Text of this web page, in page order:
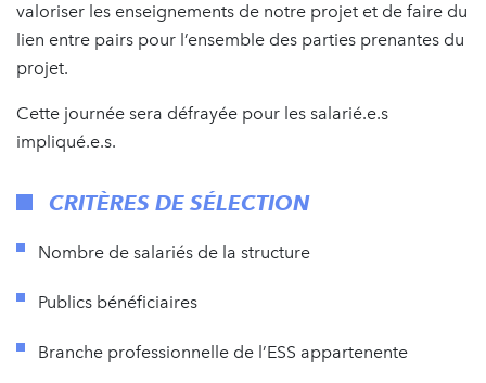
valoriser les enseignements de notre projet et de faire du
lien entre pairs pour l’ensemble des parties prenantes du
projet.
Cette journée sera défrayée pour les salarié.e.s
impliqué.e.s.
CRITÈRES DE SÉLECTION
Nombre de salariés de la structure
Publics bénéficiaires
Branche professionnelle de l’ESS appartenente